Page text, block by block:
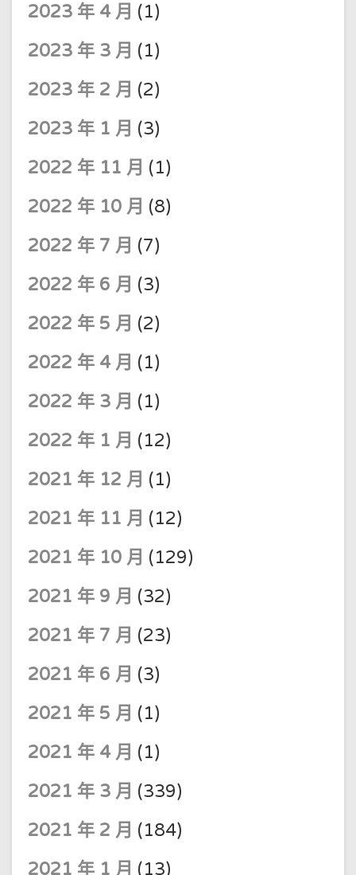
2023 年 4 月 (1)
2023 年 3 月 (1)
2023 年 2 月 (2)
2023 年 1 月 (3)
2022 年 11 月 (1)
2022 年 10 月 (8)
2022 年 7 月 (7)
2022 年 6 月 (3)
2022 年 5 月 (2)
2022 年 4 月 (1)
2022 年 3 月 (1)
2022 年 1 月 (12)
2021 年 12 月 (1)
2021 年 11 月 (12)
2021 年 10 月 (129)
2021 年 9 月 (32)
2021 年 7 月 (23)
2021 年 6 月 (3)
2021 年 5 月 (1)
2021 年 4 月 (1)
2021 年 3 月 (339)
2021 年 2 月 (184)
2021 年 1 月 (13)